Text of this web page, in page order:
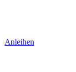
Anleihen